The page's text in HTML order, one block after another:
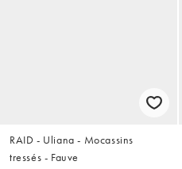
RAID - Uliana - Mocassins
tressés - Fauve